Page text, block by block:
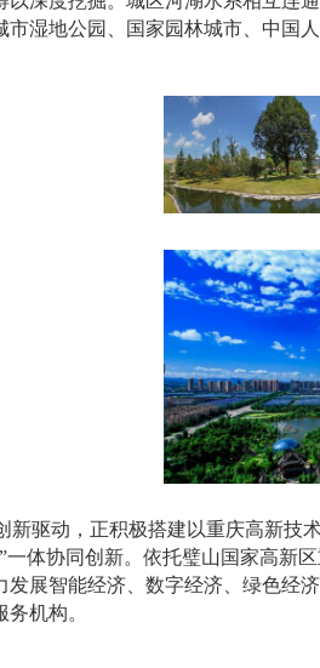
湿地公园、国家园林城市、中国
新驱动，正积极搭建以重庆高新技
一体协同创新。依托璧山国家高新
发展智能经济、数字经济、绿色经
机构。